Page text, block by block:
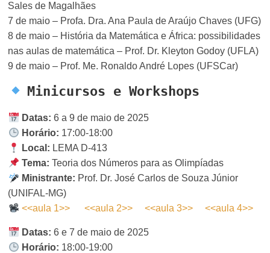
Sales de Magalhães
7 de maio – Profa. Dra. Ana Paula de Araújo Chaves (UFG)
8 de maio – História da Matemática e África: possibilidades
nas aulas de matemática – Prof. Dr. Kleyton Godoy (UFLA)
9 de maio – Prof. Me. Ronaldo André Lopes (UFSCar)
Minicursos e Workshops
Datas: 6 a 9 de maio de 2025
Horário: 17:00-18:00
Local: LEMA D-413
Tema: Teoria dos Números para as Olimpíadas
Ministrante: Prof. Dr. José Carlos de Souza Júnior
(UNIFAL-MG)
<<aula 1>>
<<aula 2>> <<aula 3>> <<aula 4>>
Datas: 6 e 7 de maio de 2025
Horário: 18:00-19:00